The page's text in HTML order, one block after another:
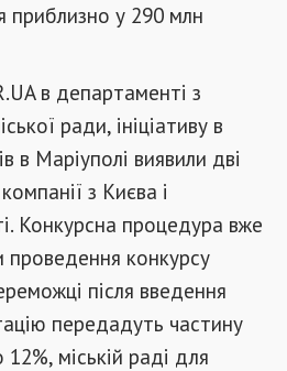
приблизно у 290 млн
в департаменті з
ради, ініціативу в
в Маріуполі виявили дві
з Києва і
Конкурсна процедура вже
конкурсу
після введення
передадуть частину
міській раді для